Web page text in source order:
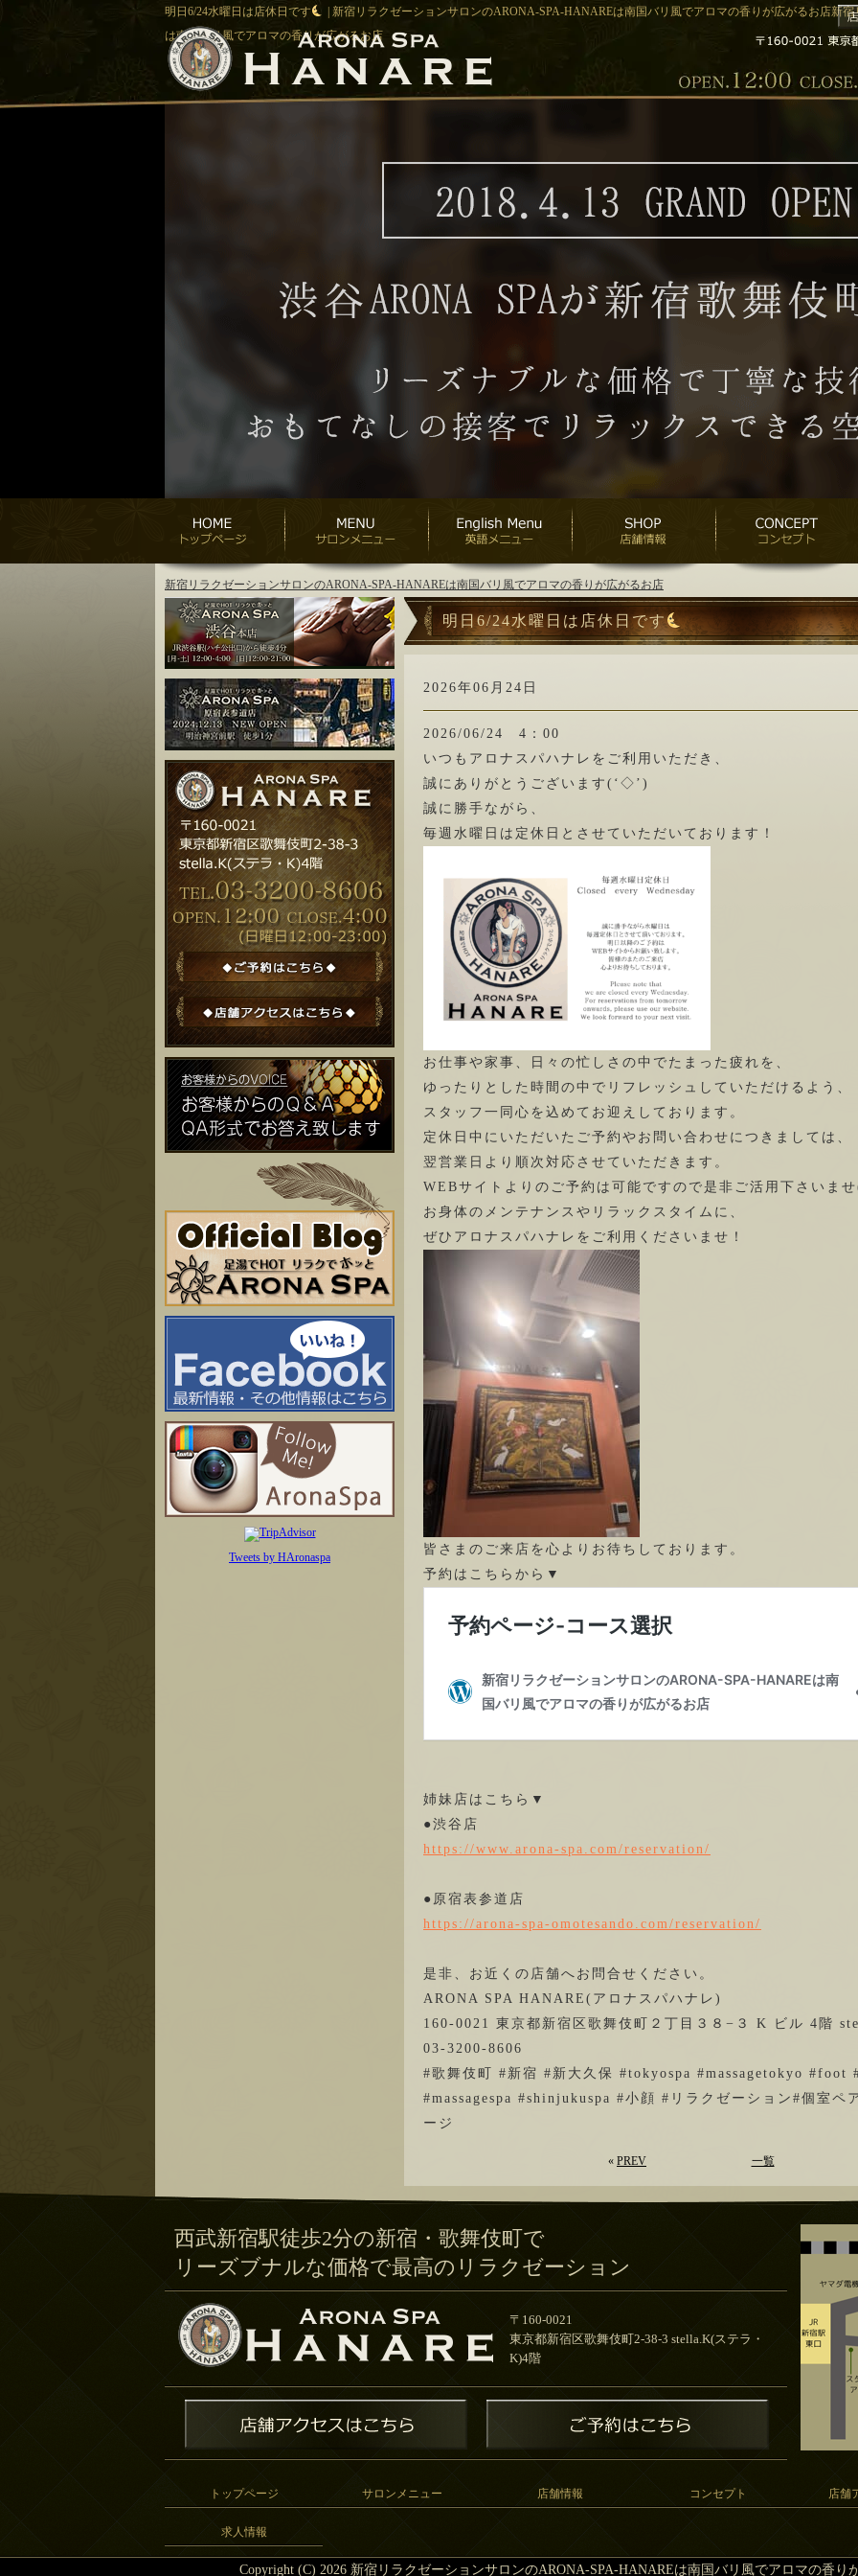
明日6/24水曜日は店休日です
| 新宿リラクゼーションサロンのARONA-SPA-HANAREは南国バリ風でアロマの香りが広がるお店新
は南国バリ風でアロマの香りが広がるお店
新宿リラクゼーションサロンのARONA-SPA-HANAREは南国バリ風でアロマの香りが広がるお店
明日6/24水曜日は店休日です
2026年06月24日
2026/06/24 4：00
いつもアロナスパハナレをご利用いただき、
誠にありがとうございます(‘◇’)ゞ
誠に勝手ながら、
毎週水曜日は定休日とさせていただいております！
お仕事や家事、日々の忙しさの中でたまった疲れを、
ゆったりとした時間の中でリフレッシュしていただけるよう、
スタッフ一同心を込めてお迎えしております。
定休日中にいただいたご予約やお問い合わせにつきましては、
翌営業日より順次対応させていただきます。
WEBサイトよりのご予約は可能ですので是非ご活用下さいま
お身体のメンテナンスやリラックスタイムに、
ぜひアロナスパハナレをご利用くださいませ！
皆さまのご来店を心よりお待ちしております。
予約はこちらから▼
姉妹店はこちら▼
●渋谷店
https://www.arona-spa.com/reservation/
●原宿表参道店
https://arona-spa-omotesando.com/reservation/
是非、お近くの店舗へお問合せください。
ARONA SPA HANARE(アロナスパハナレ)
160-0021 東京都新宿区歌舞伎町２丁目３８−３ K ビル 4階
03-3200-8606
#歌舞伎町 #新宿 #新大久保 #tokyospa #massagetokyo
#massagespa #shinjukuspa #小顔 #リラクゼーション #個室ペ
ージ
« PREV 一覧
Tweets by HAronaspa
西武新宿駅徒歩2分の新宿・歌舞伎町で
リーズブナルな価格で最高のリラクゼーション
〒160-0021
東京都新宿区歌舞伎町2-38-3 stella.K(ステラ・
K)4階
トップページ サロンメニュー 店舗情報 コンセプト 店舗
求人情報
Copyright (C) 2026 新宿リラクゼーションサロンのARONA-SPA-HANAREは南国バリ風でアロマの香り